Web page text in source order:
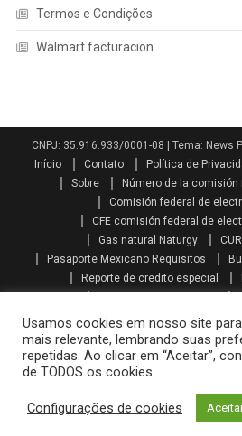
Termos e Condições
Walmart facturacion
CNPJ: 35.916.933/0001-08 Tema: News
Início
Contato Política de
Sobre
Número de la
Comisión federal de
CFE comisión federal de
Gas natural Naturgy
Pasaporte Mexicano Requisitos
Reporte de credito especial
Como se calcula el aguinaldo
Como se calcula la prima vacacional
Promociones telcel recargas
Mi telcel paquetes
Recarga telcel en linea
Costco facturacion
Sat facturas
Usamos cookies em nosso site
mais relevante, lembrando suas
repetidas. Ao clicar em “Aceitar”,
de TODOS os cookies.
Configurações de cookies